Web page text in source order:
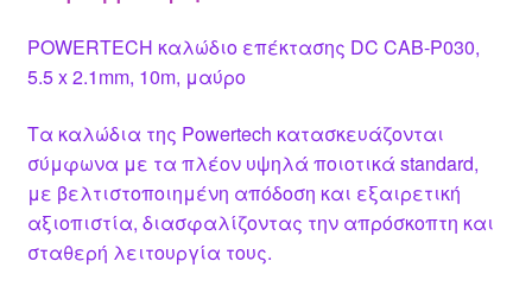
POWERTECH καλώδιο επέκτασης DC CAB-P030,
5.5 x 2.1mm, 10m, μαύρο
Τα καλώδια της Powertech κατασκευάζονται
σύμφωνα με τα πλέον υψηλά ποιοτικά standard,
με βελτιστοποιημένη απόδοση και εξαιρετική
αξιοπιστία, διασφαλίζοντας την απρόσκοπτη και
σταθερή λειτουργία τους.